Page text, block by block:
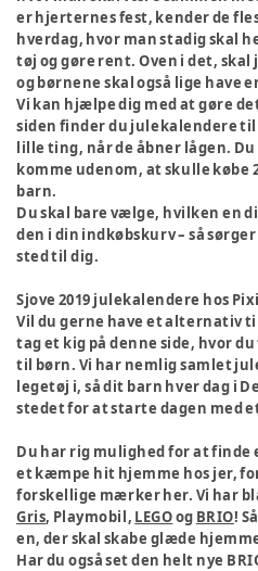
er hjerternes fest, kender de
hverdag, hvor man stadig skal
tøj og gøre rent. Oven i det, skal
og børnene skal også lige have
Vi kan hjælpe dig med at gøre
siden finder du julekalendere til
lille ting, når de åbner lågen.
komme udenom, at skulle
barn.
Du skal bare vælge, hvilken en
den i din indkøbskurv – så
sted til dig.
Sjove 2019 julekalendere hos
Vil du gerne have et alternativ
tag et kig på denne side, hvor
til børn. Vi har nemlig samlet
legetøj i, så dit barn hver dag i
stedet for at starte dagen med
Du har rig mulighed for at
et kæmpe hit hjemme hos jer,
forskellige mærker her. Vi har
Gris, Playmobil, LEGOog BRIO!
en, der skal skabe glæde
Har du også set den helt nye